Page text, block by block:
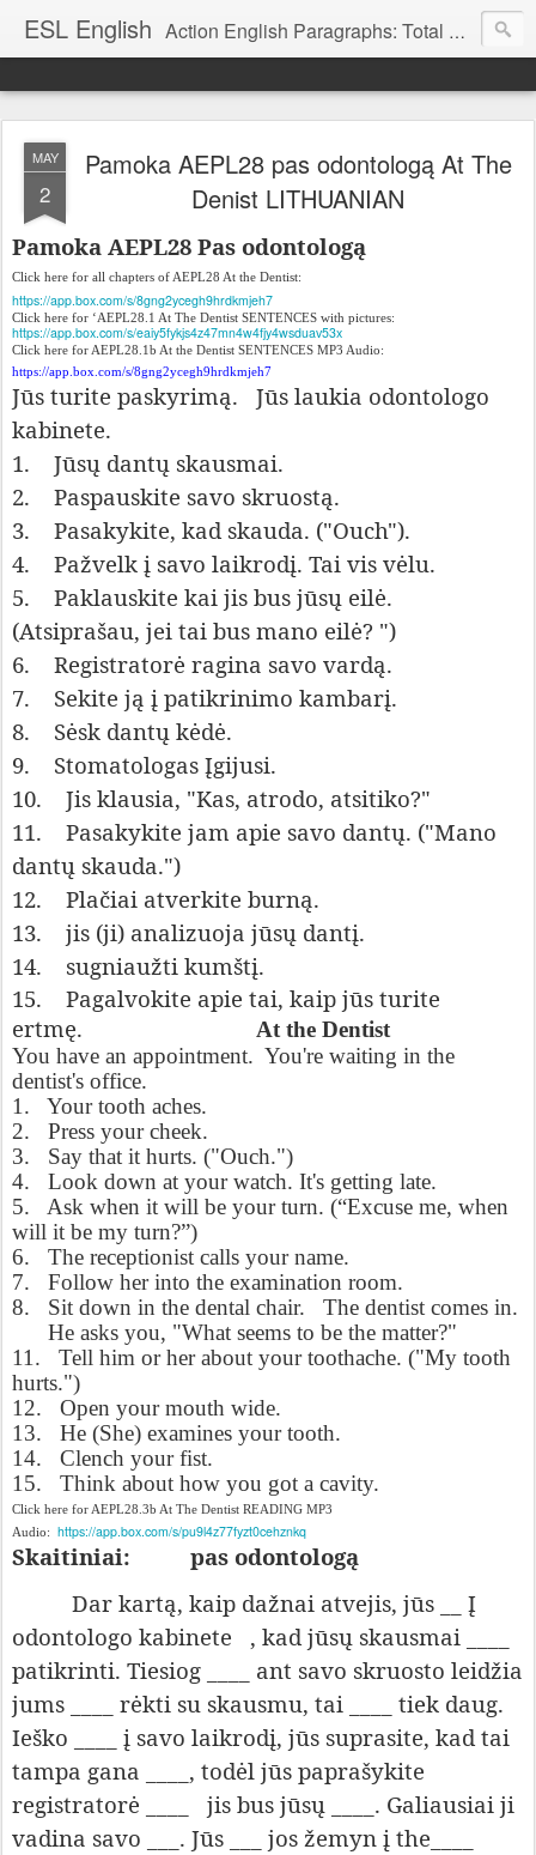
ESL English Action English Paragraphs: Total Physical Response (TPR) Paragraphs for the High School and Adult Language Student
MAY
2
Pamoka AEPL28 pas odontologą At The
Denist LITHUANIAN
Pamoka AEPL28 Pas odontologą
Click here for all chapters of AEPL28 At the Dentist:
https://app.box.com/s/8gng2ycegh9hrdkmjeh7
Click here for ‘AEPL28.1 At The Dentist SENTENCES with pictures:
https://app.box.com/s/eaiy5fykjs4z47mn4w4fjy4wsduav53x
Click here for AEPL28.1b At the Dentist SENTENCES MP3 Audio:
https://app.box.com/s/8gng2ycegh9hrdkmjeh7
Jūs turite paskyrimą.
Jūs laukia odontologo
kabinete.
1.
Jūsų dantų skausmai.
2.
Paspauskite savo skruostą.
3.
Pasakykite, kad skauda. ("Ouch").
4.
Pažvelk į savo laikrodį. Tai vis vėlu.
5.
Paklauskite kai jis bus jūsų eilė.
(Atsiprašau, jei tai bus mano eilė? ")
6. Registratorė ragina savo vardą.
7.
Sekite ją į patikrinimo kambarį.
8.
Sėsk dantų kėdė.
9. Stomatologas Įgijusi.
10. Jis klausia, "Kas, atrodo, atsitiko?"
11.
Pasakykite jam apie savo dantų. ("Mano
dantų skauda.")
12.
Plačiai atverkite burną.
13.
jis (ji) analizuoja jūsų dantį.
14.
sugniaužti kumštį.
15.
Pagalvokite apie tai, kaip jūs turite
ertmę.
At the Dentist
You have an appointment. You're waiting in the
dentist's office.
1. Your tooth aches.
2. Press your cheek.
3. Say that it hurts. ("Ouch.")
4. Look down at your watch. It's getting late.
5. Ask when it will be your turn. (“Excuse me, when
will it be my turn?”)
6. The receptionist calls your name.
7. Follow her into the examination room.
8. Sit down in the dental chair. The dentist comes in.
He asks you, "What seems to be the matter?"
11. Tell him or her about your toothache. ("My tooth
hurts.")
12. Open your mouth wide.
13. He (She) examines your tooth.
14. Clench your fist.
15. Think about how you got a cavity.
Click here for AEPL28.3b At The Dentist READING MP3
Audio:
https://app.box.com/s/pu9l4z77fyzt0cehznkq
Skaitiniai:
pas odontologą
Dar kartą, kaip dažnai atvejis, jūs __ Į
odontologo kabinete
, kad jūsų skausmai ____
patikrinti. Tiesiog ____ ant savo skruosto leidžia
jums ____ rėkti su skausmu, tai ____ tiek daug.
Ieško ____ į savo laikrodį, jūs suprasite, kad tai
tampa gana ____, todėl jūs paprašykite
registratorė ____
jis bus jūsų ____. Galiausiai ji
vadina savo ___. Jūs ___ jos žemyn į the____